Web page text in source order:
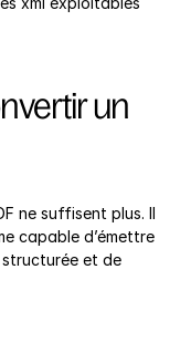
un
ne suffisent plus. Il
capable d’émettre
et de